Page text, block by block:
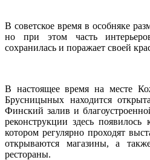
В советское время в особняке
но при этом часть
сохранилась и поражает своей
В настоящее время на месте
Брусницыных находится
Финский залив и
реконструкции здесь появилось
котором регулярно проходят
открываются магазины, а
рестораны.